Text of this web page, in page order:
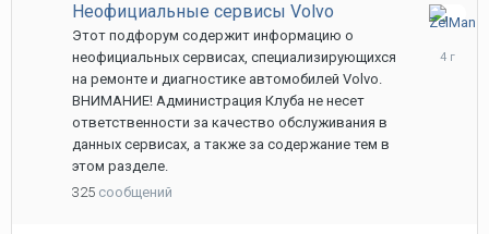
Неофициальные сервисы Volvo
Этот подфорум содержит информацию о
неофициальных сервисах, специализирующихся
на ремонте и диагностике автомобилей Volvo.
ВНИМАНИЕ! Администрация Клуба не несет
ответственности за качество обслуживания в
данных сервисах, а также за содержание тем в
этом разделе.
325 сообщений
3
мая,